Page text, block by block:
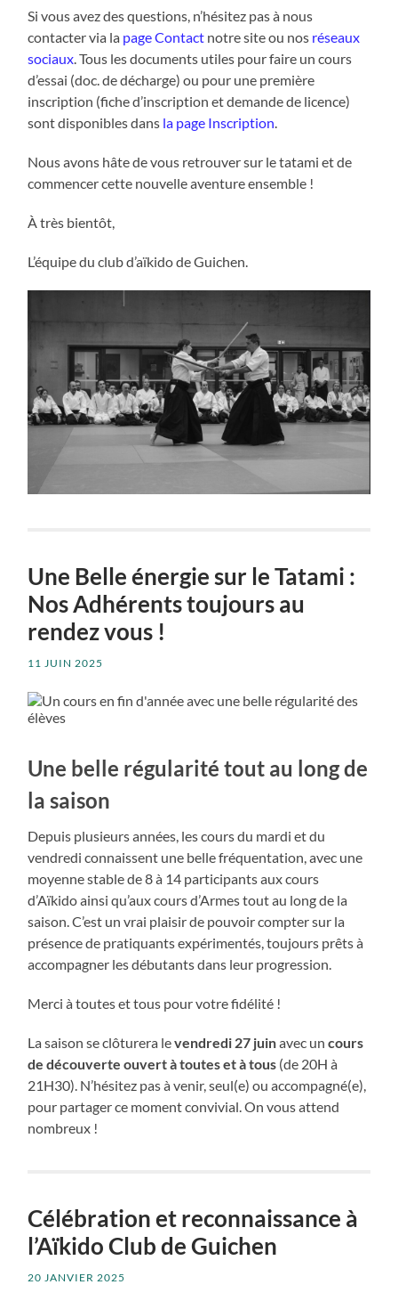
Si vous avez des questions, n’hésitez pas à nous
contacter via la page Contact notre site ou nos réseaux
sociaux. Tous les documents utiles pour faire un cours
d’essai (doc. de décharge) ou pour une première
inscription (fiche d’inscription et demande de licence)
sont disponibles dans la page Inscription.
Nous avons hâte de vous retrouver sur le tatami et de
commencer cette nouvelle aventure ensemble !
À très bientôt,
L’équipe du club d’aïkido de Guichen.
Une Belle énergie sur le Tatami :
Nos Adhérents toujours au
rendez vous !
11 JUIN 2025
Une belle régularité tout au long de
la saison
Depuis plusieurs années, les cours du mardi et du
vendredi connaissent une belle fréquentation, avec une
moyenne stable de 8 à 14 participants aux cours
d’Aïkido ainsi qu’aux cours d’Armes tout au long de la
saison. C’est un vrai plaisir de pouvoir compter sur la
présence de pratiquants expérimentés, toujours prêts à
accompagner les débutants dans leur progression.
Merci à toutes et tous pour votre fidélité !
La saison se clôturera levendredi 27 juinavec uncours
de découverte ouvert à toutes et à tous (de 20H à
21H30). N’hésitez pas à venir, seul(e) ou accompagné(e),
pour partager ce moment convivial. On vous attend
nombreux !
Célébration et reconnaissance à
l’Aïkido Club de Guichen
20 JANVIER 2025